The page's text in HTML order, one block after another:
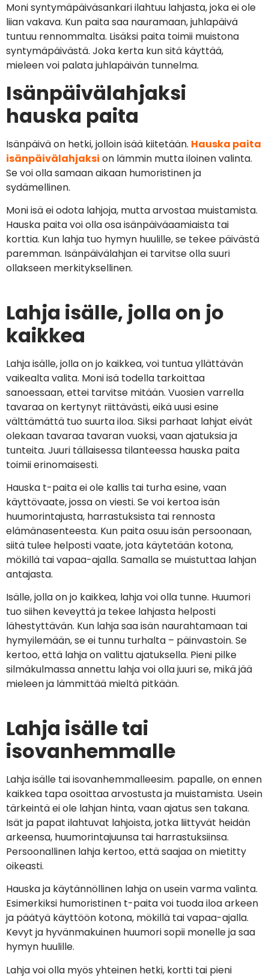
Moni syntymäpäiväsankari ilahtuu lahjasta, joka ei ole
liian vakava. Kun paita saa nauramaan, juhlapäivä
tuntuu rennommalta. Lisäksi paita toimii muistona
syntymäpäivästä. Joka kerta kun sitä käyttää,
mieleen voi palata juhlapäivän tunnelma.
Isänpäivälahjaksi
hauska paita
Isänpäivä on hetki, jolloin isää kiitetään. Hauska paita
isänpäivälahjaksi on lämmin mutta iloinen valinta.
Se voi olla samaan aikaan humoristinen ja
sydämellinen.
Moni isä ei odota lahjoja, mutta arvostaa muistamista.
Hauska paita voi olla osa isänpäiväaamiaista tai
korttia. Kun lahja tuo hymyn huulille, se tekee päivästä
paremman. Isänpäivälahjan ei tarvitse olla suuri
ollakseen merkityksellinen.
Lahja isälle, jolla on jo
kaikkea
Lahja isälle, jolla on jo kaikkea, voi tuntua yllättävän
vaikealta valita. Moni isä todella tarkoittaa
sanoessaan, ettei tarvitse mitään. Vuosien varrella
tavaraa on kertynyt riittävästi, eikä uusi esine
välttämättä tuo suurta iloa. Siksi parhaat lahjat eivät
olekaan tavaraa tavaran vuoksi, vaan ajatuksia ja
tunteita. Juuri tällaisessa tilanteessa hauska paita
toimii erinomaisesti.
Hauska t-paita ei ole kallis tai turha esine, vaan
käyttövaate, jossa on viesti. Se voi kertoa isän
huumorintajusta, harrastuksista tai rennosta
elämänasenteesta. Kun paita osuu isän persoonaan,
siitä tulee helposti vaate, jota käytetään kotona,
mökillä tai vapaa-ajalla. Samalla se muistuttaa lahjan
antajasta.
Isälle, jolla on jo kaikkea, lahja voi olla tunne. Huumori
tuo siihen keveyttä ja tekee lahjasta helposti
lähestyttävän. Kun lahja saa isän naurahtamaan tai
hymyilemään, se ei tunnu turhalta – päinvastoin. Se
kertoo, että lahja on valittu ajatuksella. Pieni pilke
silmäkulmassa annettu lahja voi olla juuri se, mikä jää
mieleen ja lämmittää mieltä pitkään.
Lahja isälle tai
isovanhemmalle
Lahja isälle tai isovanhemmalleesim. papalle, on ennen
kaikkea tapa osoittaa arvostusta ja muistamista. Usein
tärkeintä ei ole lahjan hinta, vaan ajatus sen takana.
Isät ja papat ilahtuvat lahjoista, jotka liittyvät heidän
arkeensa, huumorintajuunsa tai harrastuksiinsa.
Persoonallinen lahja kertoo, että saajaa on mietitty
oikeasti.
Hauska ja käytännöllinen lahja on usein varma valinta.
Esimerkiksi humoristinen t-paita voi tuoda iloa arkeen
ja päätyä käyttöön kotona, mökillä tai vapaa-ajalla.
Kevyt ja hyvänmakuinen huumori sopii monelle ja saa
hymyn huulille.
Lahja voi olla myös yhteinen hetki, kortti tai pieni